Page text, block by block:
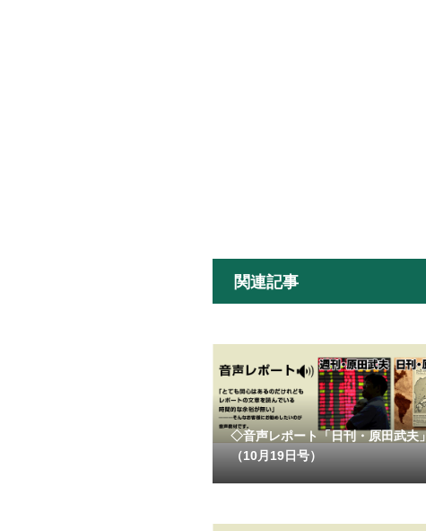
関連記事
◇音声レポート「日刊・原田武夫」
（10月19日号）